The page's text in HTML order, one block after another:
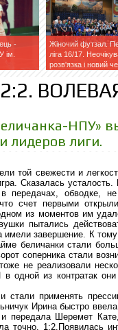
-
ім.
Жіночий футзал.
ліга 16/17.
розв'язка і новий
НПУ»
лидеров лиги.
той свежести и
Сказалась усталость.
передачах, обводке,
счет первыми
из моментов им
пытались
имели завершение. К
беличанки стали
соперника стали
не реализовали
одной из контратак они
применять
Ирина быстро
и передала Шеремет
точно. 1:2.Появилась